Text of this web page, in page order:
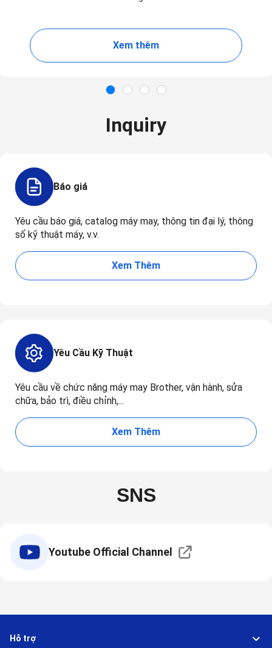
Xem thêm
Inquiry
Báo giá
Yêu cầu báo giá, catalog máy may, thông tin đại lý, thông
số kỹ thuật máy, v.v.
Xem Thêm
Yêu Cầu Kỹ Thuật
Yêu cầu về chức năng máy may Brother, vận hành, sửa
chữa, bảo trì, điều chỉnh,...
Xem Thêm
SNS
Youtube Official Channel
Hỗ trợ